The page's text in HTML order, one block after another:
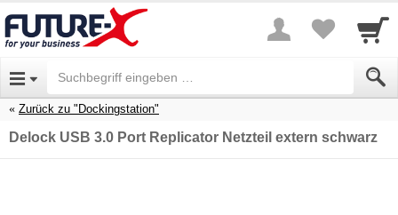
Zurück zu "Dockingstation"
Delock USB 3.0 Port Replicator Netzteil extern schwarz